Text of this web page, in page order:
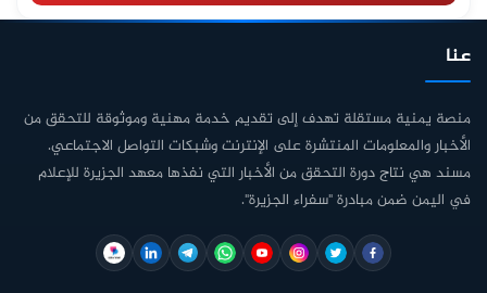
عنا
منصة يمنية مستقلة تهدف إلى تقديم خدمة مهنية وموثوقة للتحقق من
الأخبار والمعلومات المنتشرة على الإنترنت وشبكات التواصل الاجتماعي.
مسند هي نتاج دورة التحقق من الأخبار التي نفذها معهد الجزيرة للإعلام
في اليمن ضمن مبادرة "سفراء الجزيرة".